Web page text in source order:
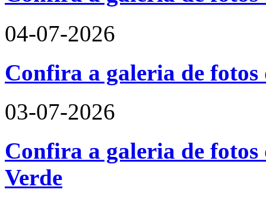
04-07-2026
Confira a galeria de
03-07-2026
Confira a galeria de
Verde